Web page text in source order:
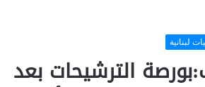
لبنانية
الترشيحات بعد